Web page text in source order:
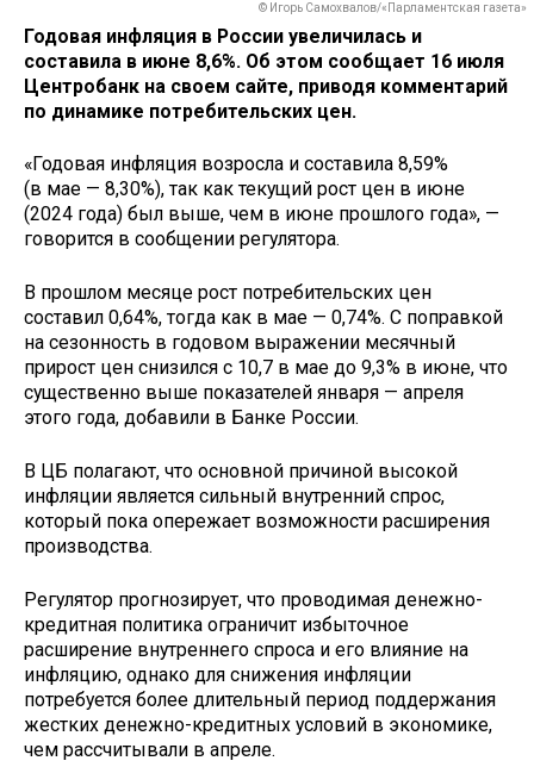
© Игорь Самохвалов/«Парламентская газета»
Годовая инфляция в России увеличилась и
составила в июне 8,6%. Об этом сообщает 16 июля
Центробанк на своем сайте, приводя комментарий
по динамике потребительских цен.
«Годовая инфляция возросла и составила 8,59%
(в мае — 8,30%), так как текущий рост цен в июне
(2024 года) был выше, чем в июне прошлого года», —
говорится в сообщении регулятора.
В прошлом месяце рост потребительских цен
составил 0,64%, тогда как в мае — 0,74%. С поправкой
на сезонность в годовом выражении месячный
прирост цен снизился с 10,7 в мае до 9,3% в июне, что
существенно выше показателей января — апреля
этого года, добавили в Банке России.
В ЦБ полагают, что основной причиной высокой
инфляции является сильный внутренний спрос,
который пока опережает возможности расширения
производства.
Регулятор прогнозирует, что проводимая денежно-
кредитная политика ограничит избыточное
расширение внутреннего спроса и его влияние на
инфляцию, однако для снижения инфляции
потребуется более длительный период поддержания
жестких денежно-кредитных условий в экономике,
чем рассчитывали в апреле.